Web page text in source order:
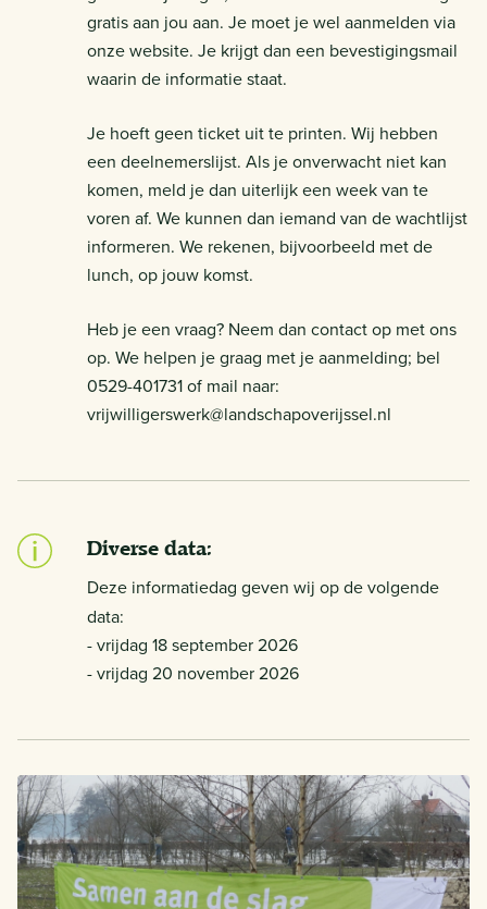
gratis aan jou aan. Je moet je wel aanmelden via
onze website. Je krijgt dan een bevestigingsmail
waarin de informatie staat.
Je hoeft geen ticket uit te printen. Wij hebben
een deelnemerslijst. Als je onverwacht niet kan
komen, meld je dan uiterlijk een week van te
voren af. We kunnen dan iemand van de wachtlijst
informeren. We rekenen, bijvoorbeeld met de
lunch, op jouw komst.
Heb je een vraag? Neem dan contact op met ons
op. We helpen je graag met je aanmelding; bel
0529-401731 of mail naar:
vrijwilligerswerk@landschapoverijssel.nl
Diverse data:
Deze informatiedag geven wij op de volgende
data:
- vrijdag 18 september 2026
- vrijdag 20 november 2026